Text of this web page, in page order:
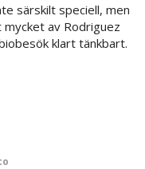
särskilt speciell, men
av Rodriguez
klart tänkbart.